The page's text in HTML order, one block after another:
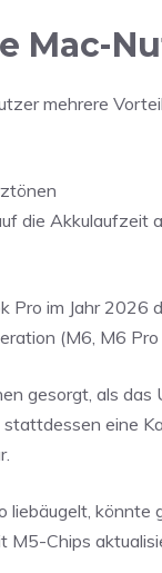
Mac-
mehrere
die Akkulaufzeit
Pro im Jahr
(M6, M6
gesorgt, als
eine
liebäugelt,
M5-Chips